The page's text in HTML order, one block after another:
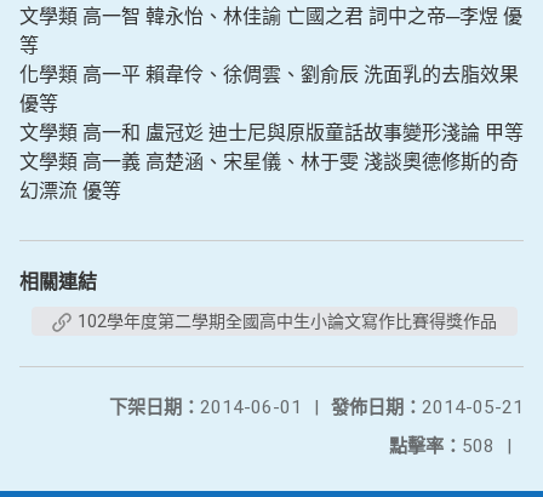
文學類 高一智 韓永怡、林佳諭 亡國之君 詞中之帝─李煜 優
等
化學類 高一平 賴韋伶、徐倜雲、劉俞辰 洗面乳的去脂效果
優等
文學類 高一和 盧冠彣 迪士尼與原版童話故事變形淺論 甲等
文學類 高一義 高楚涵、宋星儀、林于雯 淺談奧德修斯的奇
幻漂流 優等
相關連結
102學年度第二學期全國高中生小論文寫作比賽得獎作品
發佈日期： 2014-05-21
下架日期： 2014-06-01
|
點擊率： 508 |